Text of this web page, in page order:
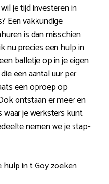
je tijd investeren in
Een vakkundige
is dan misschien
nu precies een hulp in
balletje op in je eigen
een aantal uur per
een oproep op
ontstaan er meer en
waar je werksters kunt
nemen we je stap-
hulp in t Goy zoeken